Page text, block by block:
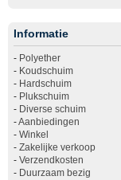
Informatie
- Polyether
- Koudschuim
- Hardschuim
- Plukschuim
- Diverse schuim
-Aanbiedingen
- Winkel
- Zakelijke verkoop
- Verzendkosten
- Duurzaam bezig